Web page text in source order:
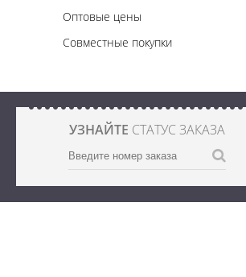
Оптовые цены
Совместные покупки
УЗНАЙТЕ СТАТУС ЗАКАЗА